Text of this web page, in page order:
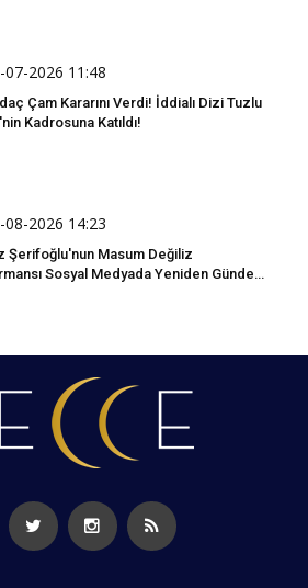
07-2026 11:48
Çam Kararını Verdi! İddialı Dizi Tuzlu
Kadrosuna Katıldı!
08-2026 14:23
Şerifoğlu'nun Masum Değiliz
Sosyal Medyada Yeniden Gündem